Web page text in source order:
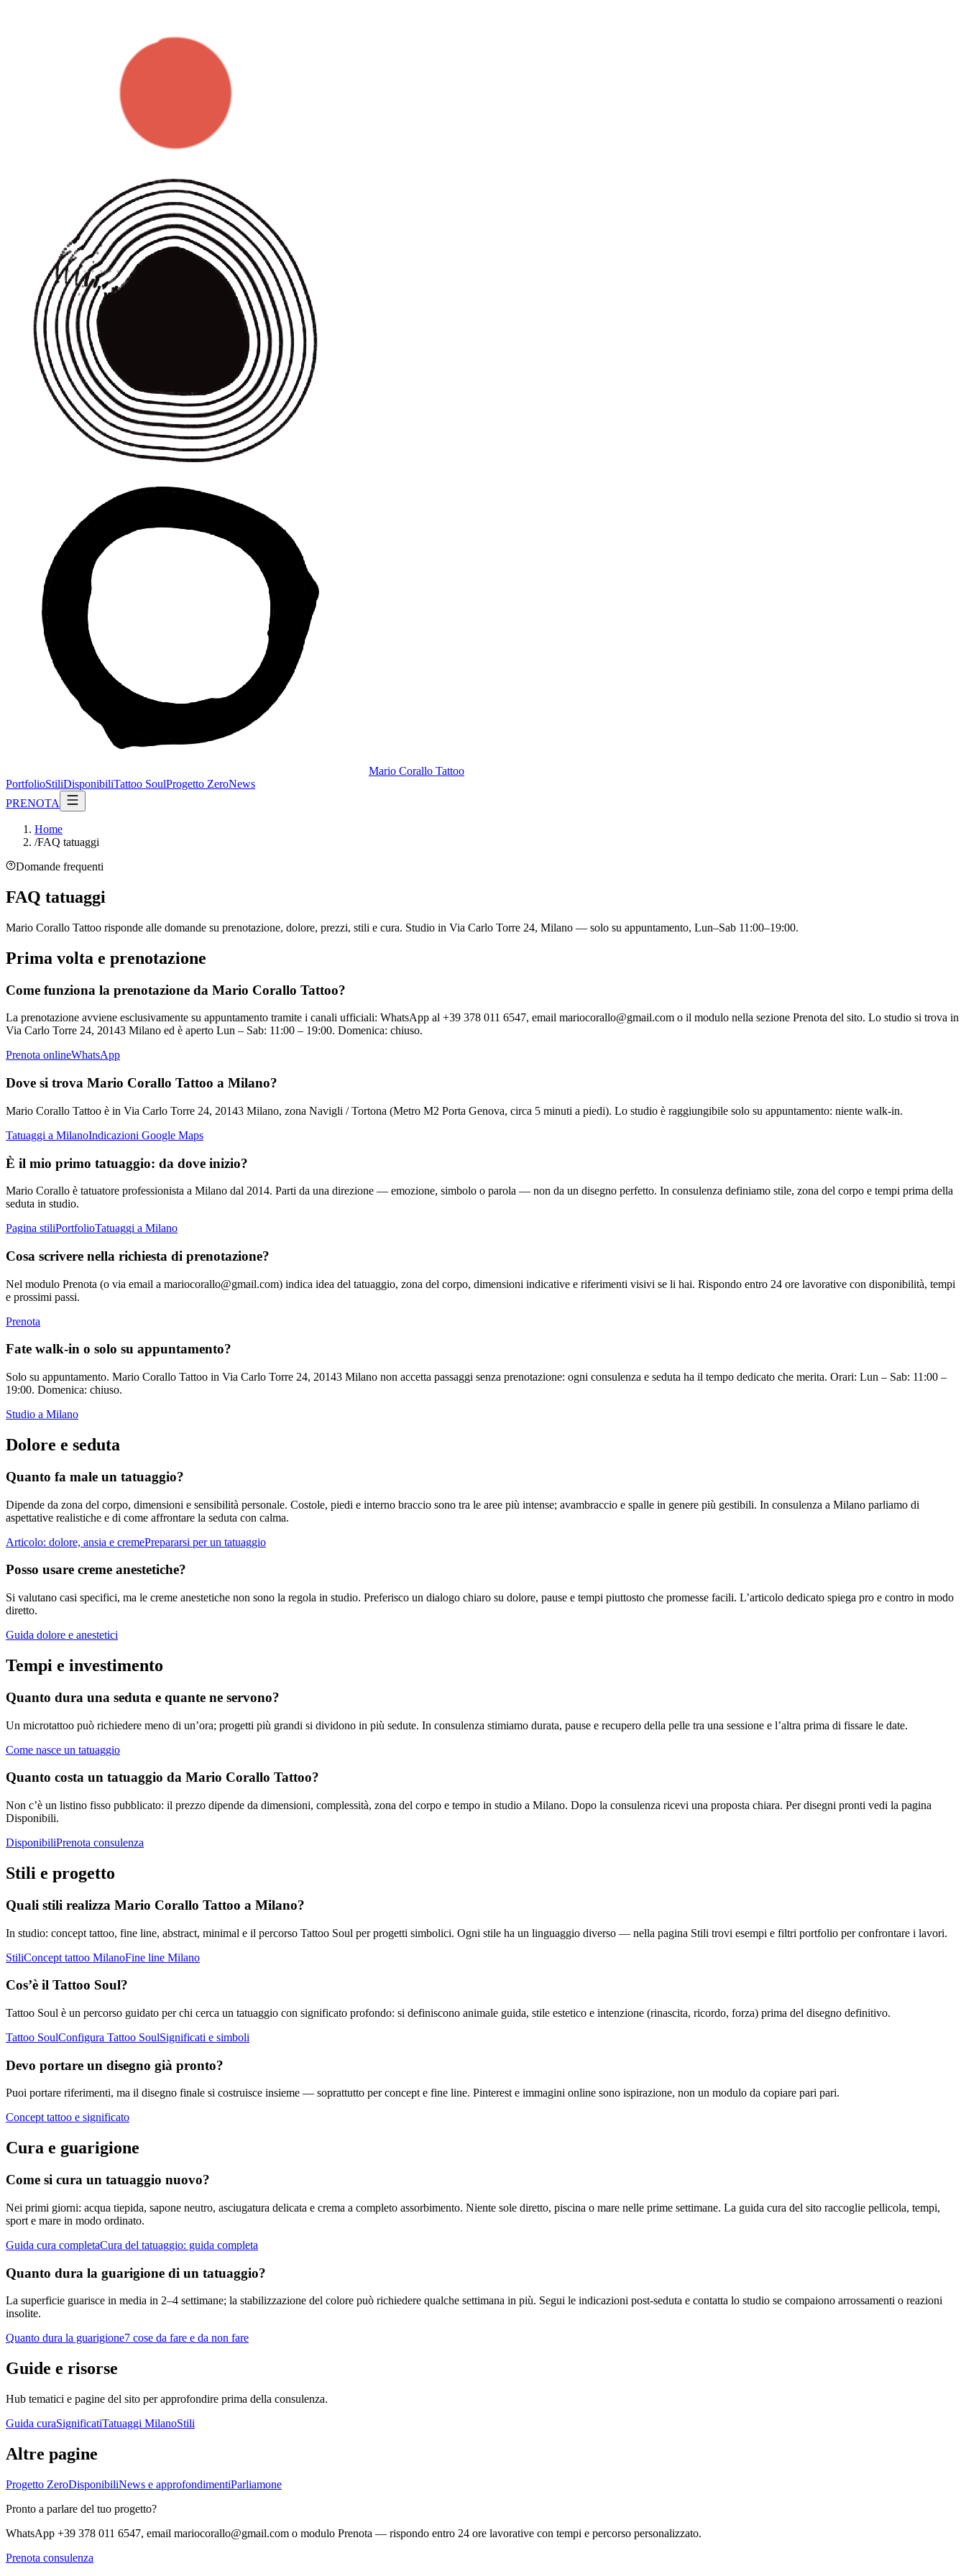
Mario Corallo Tattoo
PortfolioStiliDisponibiliTattoo SoulProgetto ZeroNews
PRENOTA
Home
/FAQ tatuaggi
Domande frequenti
FAQ tatuaggi
Mario Corallo Tattoo risponde alle domande su prenotazione, dolore, prezzi, stili e cura. Studio in Via Carlo Torre 24, Milano — solo su appuntamento, Lun–Sab 11:00–19:00.
Prima volta e prenotazione
Come funziona la prenotazione da Mario Corallo Tattoo?
La prenotazione avviene esclusivamente su appuntamento tramite i canali ufficiali: WhatsApp al +39 378 011 6547, email mariocorallo@gmail.com o il modulo nella sezione Prenota del sito. Lo studio si trova in
Via Carlo Torre 24, 20143 Milano ed è aperto Lun – Sab: 11:00 – 19:00. Domenica: chiuso.
Prenota onlineWhatsApp
Dove si trova Mario Corallo Tattoo a Milano?
Mario Corallo Tattoo è in Via Carlo Torre 24, 20143 Milano, zona Navigli / Tortona (Metro M2 Porta Genova, circa 5 minuti a piedi). Lo studio è raggiungibile solo su appuntamento: niente walk-in.
Tatuaggi a MilanoIndicazioni Google Maps
È il mio primo tatuaggio: da dove inizio?
Mario Corallo è tatuatore professionista a Milano dal 2014. Parti da una direzione — emozione, simbolo o parola — non da un disegno perfetto. In consulenza definiamo stile, zona del corpo e tempi prima della
seduta in studio.
Pagina stiliPortfolioTatuaggi a Milano
Cosa scrivere nella richiesta di prenotazione?
Nel modulo Prenota (o via email a mariocorallo@gmail.com) indica idea del tatuaggio, zona del corpo, dimensioni indicative e riferimenti visivi se li hai. Rispondo entro 24 ore lavorative con disponibilità, tempi
e prossimi passi.
Prenota
Fate walk-in o solo su appuntamento?
Solo su appuntamento. Mario Corallo Tattoo in Via Carlo Torre 24, 20143 Milano non accetta passaggi senza prenotazione: ogni consulenza e seduta ha il tempo dedicato che merita. Orari: Lun – Sab: 11:00 –
19:00. Domenica: chiuso.
Studio a Milano
Dolore e seduta
Quanto fa male un tatuaggio?
Dipende da zona del corpo, dimensioni e sensibilità personale. Costole, piedi e interno braccio sono tra le aree più intense; avambraccio e spalle in genere più gestibili. In consulenza a Milano parliamo di
aspettative realistiche e di come affrontare la seduta con calma.
Articolo: dolore, ansia e cremePrepararsi per un tatuaggio
Posso usare creme anestetiche?
Si valutano casi specifici, ma le creme anestetiche non sono la regola in studio. Preferisco un dialogo chiaro su dolore, pause e tempi piuttosto che promesse facili. L’articolo dedicato spiega pro e contro in modo
diretto.
Guida dolore e anestetici
Tempi e investimento
Quanto dura una seduta e quante ne servono?
Un microtattoo può richiedere meno di un’ora; progetti più grandi si dividono in più sedute. In consulenza stimiamo durata, pause e recupero della pelle tra una sessione e l’altra prima di fissare le date.
Come nasce un tatuaggio
Quanto costa un tatuaggio da Mario Corallo Tattoo?
Non c’è un listino fisso pubblicato: il prezzo dipende da dimensioni, complessità, zona del corpo e tempo in studio a Milano. Dopo la consulenza ricevi una proposta chiara. Per disegni pronti vedi la pagina
Disponibili.
DisponibiliPrenota consulenza
Stili e progetto
Quali stili realizza Mario Corallo Tattoo a Milano?
In studio: concept tattoo, fine line, abstract, minimal e il percorso Tattoo Soul per progetti simbolici. Ogni stile ha un linguaggio diverso — nella pagina Stili trovi esempi e filtri portfolio per confrontare i lavori.
StiliConcept tattoo MilanoFine line Milano
Cos’è il Tattoo Soul?
Tattoo Soul è un percorso guidato per chi cerca un tatuaggio con significato profondo: si definiscono animale guida, stile estetico e intenzione (rinascita, ricordo, forza) prima del disegno definitivo.
Tattoo SoulConfigura Tattoo SoulSignificati e simboli
Devo portare un disegno già pronto?
Puoi portare riferimenti, ma il disegno finale si costruisce insieme — soprattutto per concept e fine line. Pinterest e immagini online sono ispirazione, non un modulo da copiare pari pari.
Concept tattoo e significato
Cura e guarigione
Come si cura un tatuaggio nuovo?
Nei primi giorni: acqua tiepida, sapone neutro, asciugatura delicata e crema a completo assorbimento. Niente sole diretto, piscina o mare nelle prime settimane. La guida cura del sito raccoglie pellicola, tempi,
sport e mare in modo ordinato.
Guida cura completaCura del tatuaggio: guida completa
Quanto dura la guarigione di un tatuaggio?
La superficie guarisce in media in 2–4 settimane; la stabilizzazione del colore può richiedere qualche settimana in più. Segui le indicazioni post-seduta e contatta lo studio se compaiono arrossamenti o reazioni
insolite.
Quanto dura la guarigione7 cose da fare e da non fare
Guide e risorse
Hub tematici e pagine del sito per approfondire prima della consulenza.
Guida curaSignificatiTatuaggi MilanoStili
Altre pagine
Progetto ZeroDisponibiliNews e approfondimentiParliamone
Pronto a parlare del tuo progetto?
WhatsApp +39 378 011 6547, email mariocorallo@gmail.com o modulo Prenota — rispondo entro 24 ore lavorative con tempi e percorso personalizzato.
Prenota consulenza